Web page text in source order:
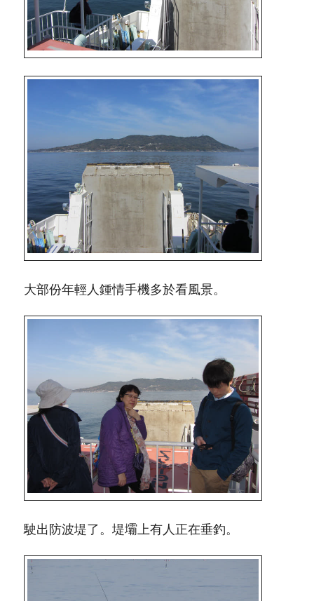
大部份年輕人鍾情手機多於看風景。
駛出防波堤了。堤壩上有人正在垂釣。